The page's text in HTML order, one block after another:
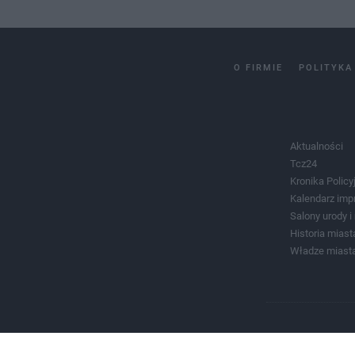
O FIRMIE POLITYKA
Aktualności
Tcz24
Kronika
Kalendarz
Salony urody i
Historia
Władze